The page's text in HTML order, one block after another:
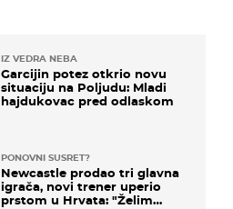
IZ VEDRA NEBA
Garcijin potez otkrio novu
situaciju na Poljudu: Mladi
hajdukovac pred odlaskom
PONOVNI SUSRET?
Newcastle prodao tri glavna
igrača, novi trener uperio
prstom u Hrvata: "Želim